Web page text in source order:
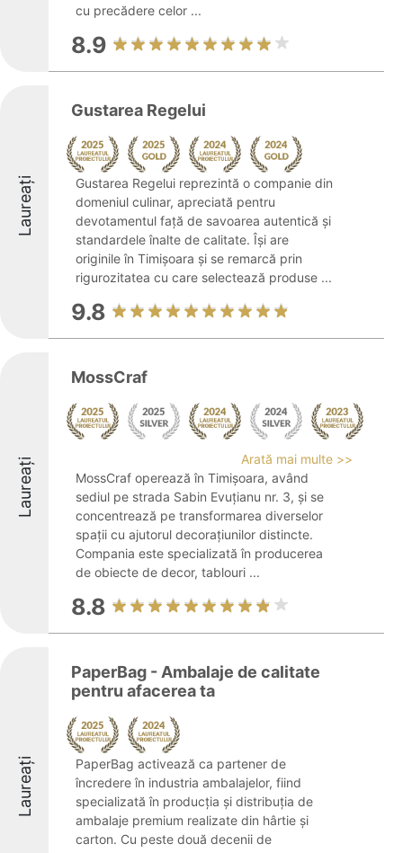
cu precădere celor ...
8.9
Laureați
Gustarea Regelui
Gustarea Regelui reprezintă o companie din
domeniul culinar, apreciată pentru
devotamentul față de savoarea autentică și
standardele înalte de calitate. Își are
originile în Timișoara și se remarcă prin
rigurozitatea cu care selectează produse ...
9.8
Laureați
MossCraf
Arată mai multe >>
MossCraf operează în Timișoara, având
sediul pe strada Sabin Evuțianu nr. 3, și se
concentrează pe transformarea diverselor
spații cu ajutorul decorațiunilor distincte.
Compania este specializată în producerea
de obiecte de decor, tablouri ...
8.8
Laureați
PaperBag - Ambalaje de calitate
pentru afacerea ta
PaperBag activează ca partener de
încredere în industria ambalajelor, fiind
specializată în producția și distribuția de
ambalaje premium realizate din hârtie și
carton. Cu peste două decenii de